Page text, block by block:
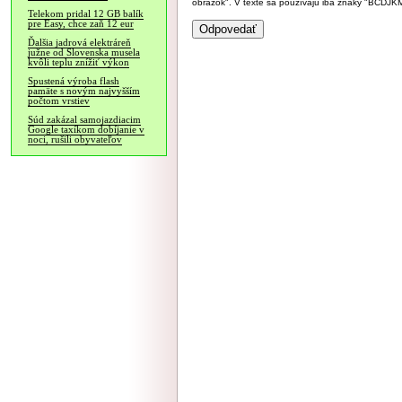
Telekom pridal 12 GB balík
pre Easy, chce zaň 12 eur
Ďalšia jadrová elektráreň
južne od Slovenska musela
kvôli teplu znížiť výkon
Spustená výroba flash
pamäte s novým najvyšším
počtom vrstiev
Súd zakázal samojazdiacim
Google taxíkom dobíjanie v
noci, rušili obyvateľov
obrázok". V texte sa používajú iba znaky